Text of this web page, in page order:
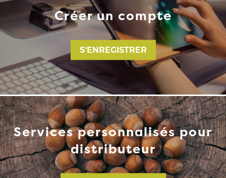
Créer un compte
S'ENREGISTRER
Services personnalisés pour
distributeur